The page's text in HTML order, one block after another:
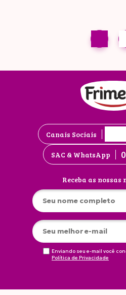
Canais Sociais
SAC & WhatsApp
Receba as nossas
Enviando seu e-mail você
Política de Privacidade